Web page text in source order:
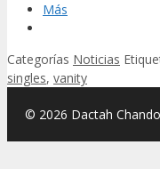
Más
Categorías Noticias
singles, vanity
© 2026 Dactah